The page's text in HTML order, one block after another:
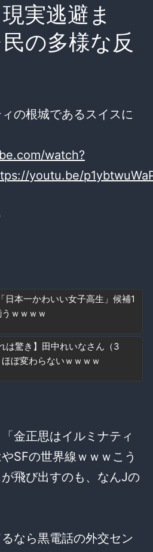
実逃避ま
の多様な反
の根城であるスイスに
watch?
youtu.be/
日本一かわいい女子高生」候補1
ｗｗｗｗ
は驚き】田中れいなさん（3
ぼ変わらないｗｗｗｗ
金正思はイルミナティ
SFの世界線ｗｗｗこう
飛び出すのも、なんJの
なら黒電話の外交セン